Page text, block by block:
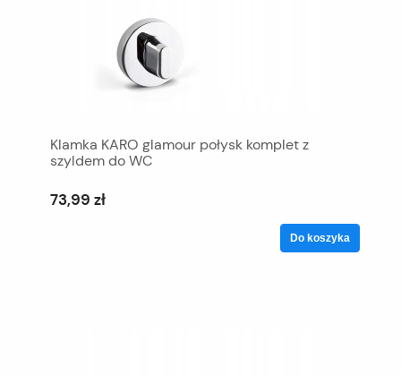
Klamka KARO glamour połysk komplet z
szyldem do WC
73,99 zł
Do koszyka